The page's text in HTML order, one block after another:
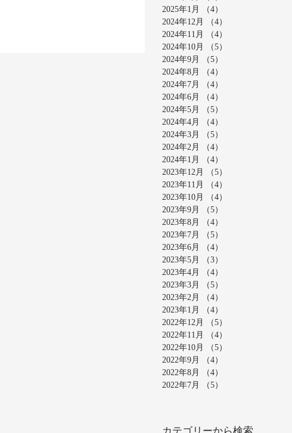
2025年1月
（4）
2024年12月
（4）
2024年11月
（4）
2024年10月
（5）
2024年9月
（5）
2024年8月
（4）
2024年7月
（4）
2024年6月
（4）
2024年5月
（5）
2024年4月
（4）
2024年3月
（5）
2024年2月
（4）
2024年1月
（4）
2023年12月
（5）
2023年11月
（4）
2023年10月
（4）
2023年9月
（5）
2023年8月
（4）
2023年7月
（5）
2023年6月
（4）
2023年5月
（3）
2023年4月
（4）
2023年3月
（5）
2023年2月
（4）
2023年1月
（4）
2022年12月
（5）
2022年11月
（4）
2022年10月
（5）
2022年9月
（4）
2022年8月
（4）
2022年7月
（5）